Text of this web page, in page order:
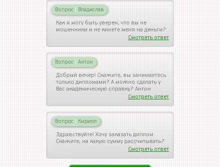
Вопрос | Владислав
Как я могу быть уверен, что вы не
мошенники и не кинете меня на деньги?
Смотреть ответ
Вопрос | Антон
Добрый вечер! Скажите, вы занимаетесь
только дипломами? А можно сделать у
Вас академическую справку? Антон
Смотреть ответ
Вопрос | Кирилл
Здравствуйте! Хочу заказать диплом.
Скажите, на какую сумму рассчитывать?
Смотреть ответ